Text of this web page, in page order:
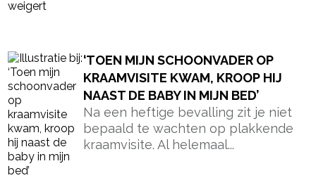
‘TOEN MIJN SCHOONVADER OP
KRAAMVISITE KWAM, KROOP HIJ
NAAST DE BABY IN MIJN BED’
Na een heftige bevalling zit je niet
bepaald te wachten op plakkende
kraamvisite. Al helemaal...